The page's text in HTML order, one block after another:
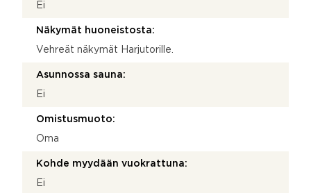
Ei
Näkymät huoneistosta:
Vehreät näkymät Harjutorille.
Asunnossa sauna:
Ei
Omistusmuoto:
Oma
Kohde myydään vuokrattuna:
Ei